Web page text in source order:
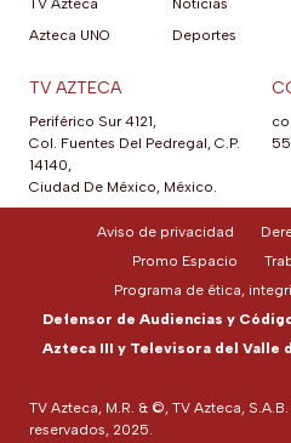
TV Azteca
Azteca UNO
Noticias
Deportes
TV AZTECA
Periférico Sur 4121,
Col. Fuentes Del Pedregal, C.P.
14140,
Ciudad De México, México.
55
TV Azteca, M.R. & ©, TV Azteca,
reservados, 2025.
Aviso de privacidad
Promo Espacio
Programa de ética,
Defensor de Audiencias y
Azteca III y Televisora del Valle